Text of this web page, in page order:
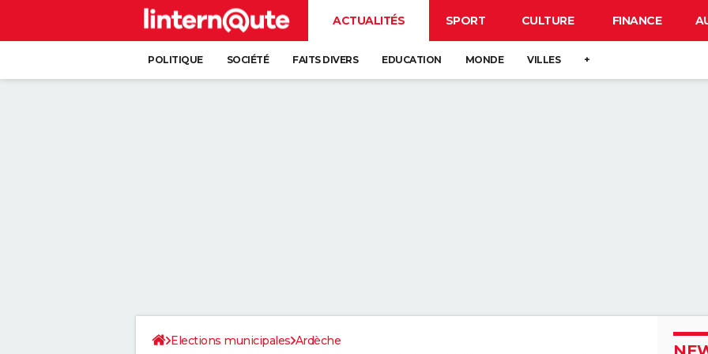
ACTUALITÉS SPORT CULTURE FINANCE
POLITIQUE SOCIÉTÉ FAITS DIVERS EDUCATION MONDE VILLES +
Elections municipales Ardèche